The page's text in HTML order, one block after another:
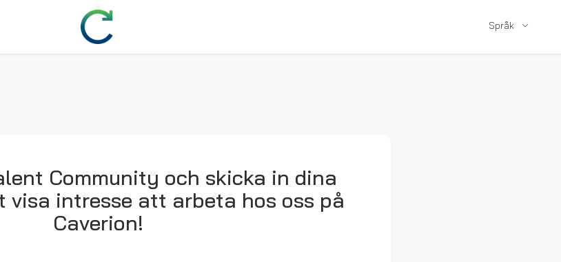
Språk
Community och skicka in dina
visa intresse att arbeta hos oss på
Caverion!